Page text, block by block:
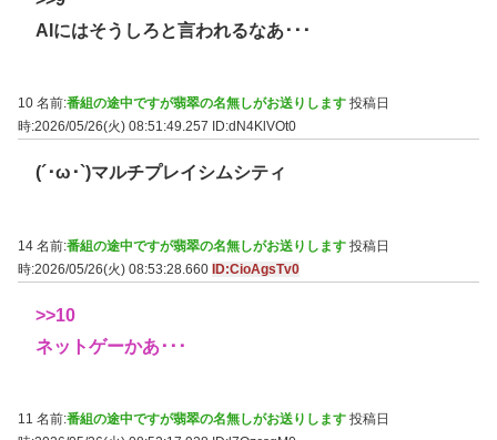
AIにはそうしろと言われるなあ･･･
10 名前:番組の途中ですが翡翠の名無しがお送りします 投稿日
時:2026/05/26(火) 08:51:49.257
ID:dN4KlVOt0
(´･ω･`)マルチプレイシムシティ
14 名前:番組の途中ですが翡翠の名無しがお送りします 投稿日
時:2026/05/26(火) 08:53:28.660 ID:CioAgsTv0
>>10
ネットゲーかあ･･･
11 名前:番組の途中ですが翡翠の名無しがお送りします 投稿日